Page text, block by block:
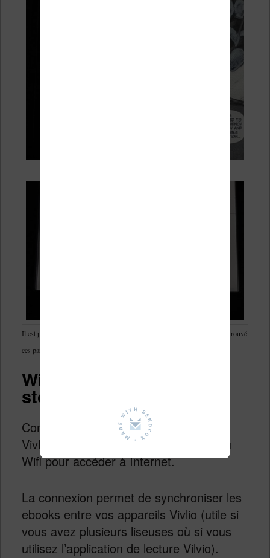
Il est possible de faire quelques réglages sur les couleur, mais je n’ai pas trouvé
ces paramètres très utiles pour améliorer l’affichage
Wifi, USB, Bluetooth,
stockage et librairie
Comme pour toutes les liseuses, cette
Vivlio Color se connecte à votre réseau
Wifi pour accéder à Internet.
La connexion permet de synchroniser les
ebooks entre vos appareils Vivlio (utile si
vous avez plusieurs liseuses où si vous
utilisez l’application de lecture Vilvio).